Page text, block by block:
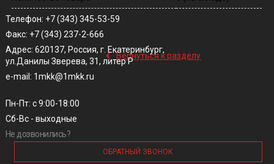
‹ Вернуться к разделу
Телефон: +7 (343) 345-53-59
Факс: +7 (343) 237-2-666
Адрес: 620137, Россия, г. Екатеринбург,
ул.Данилы Зверева, 31, литер Р
e-mail: 1mkk@1mkk.ru
Пн-Пт: с 9:00-18:00
Сб-Вс - выходные
Не дозвонились?
ОБРАТНЫЙ ЗВОНОК